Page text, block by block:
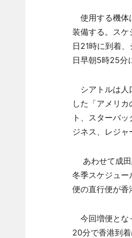
使用する機体
装備する。ス
日21時に到着
日早朝5時25分
シアトルは人
した「アメリ
ト、スターバ
ジネス、レジャ
あわせて成田
冬季スケジュ
便の直行便が香
今回増便とな
20分で香港到